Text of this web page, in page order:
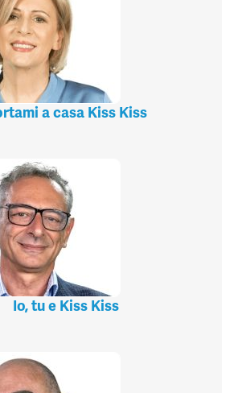
a casa Kiss Kiss
Io, tu e Kiss Kiss